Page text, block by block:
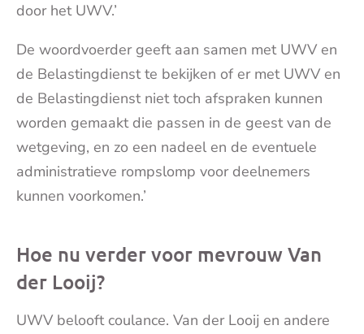
door het UWV.’
De woordvoerder geeft aan samen met UWV en
de Belastingdienst te bekijken of er met UWV en
de Belastingdienst niet toch afspraken kunnen
worden gemaakt die passen in de geest van de
wetgeving, en zo een nadeel en de eventuele
administratieve rompslomp voor deelnemers
kunnen voorkomen.’
Hoe nu verder voor mevrouw Van
der Looij?
UWV belooft coulance. Van der Looij en andere